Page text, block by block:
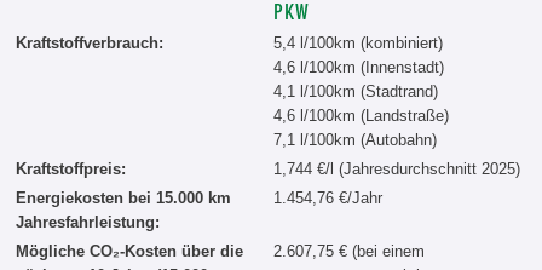
PKW
Kraftstoffverbrauch:
5,4 l/100km (kombiniert)
4,6 l/100km (Innenstadt)
4,1 l/100km (Stadtrand)
4,6 l/100km (Landstraße)
7,1 l/100km (Autobahn)
Kraftstoffpreis:
1,744 €/l (Jahresdurchschnitt 2025)
Energiekosten bei 15.000 km
Jahresfahrleistung:
1.454,76 €/Jahr
Mögliche CO₂-Kosten über die
2.607,75 € (bei einem